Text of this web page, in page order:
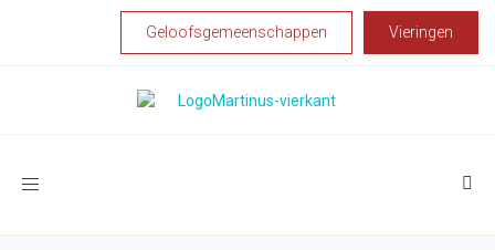
Geloofsgemeenschappen Vieringen
Toggle